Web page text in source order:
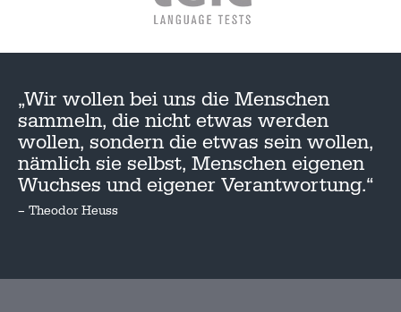
„Wir wollen bei uns die Menschen
sammeln, die nicht etwas werden
wollen, sondern die etwas sein wollen,
nämlich sie selbst, Menschen eigenen
Wuchses und eigener Verantwortung.“
– Theodor Heuss